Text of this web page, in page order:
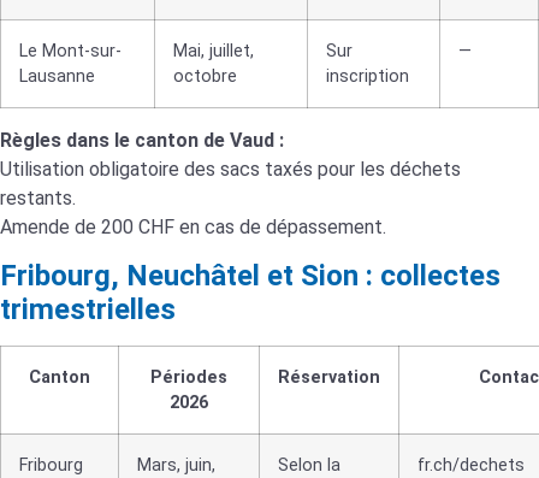
Le Mont-sur-
Lausanne
Mai, juillet,
octobre
Sur
inscription
—
Règles dans le canton de Vaud :
Utilisation obligatoire des sacs taxés pour les déchets
restants.
Amende de 200 CHF en cas de dépassement.
Fribourg, Neuchâtel et Sion : collectes
trimestrielles
Canton
Périodes
2026
Réservation
Fribourg
Mars, juin,
Selon la
fr.ch/dechets